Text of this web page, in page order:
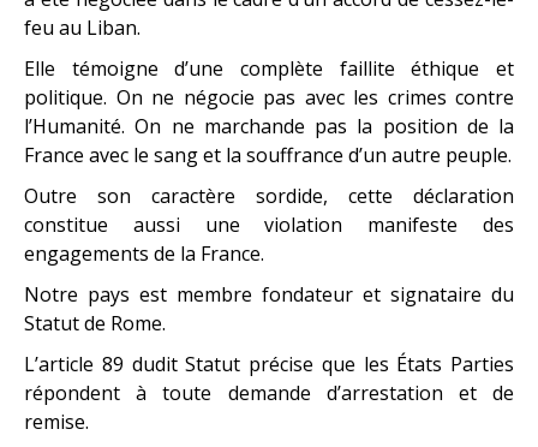
feu au Liban.
Elle témoigne d’une complète faillite éthique et
politique. On ne négocie pas avec les crimes contre
l’Humanité. On ne marchande pas la position de la
France avec le sang et la souffrance d’un autre peuple.
Outre son caractère sordide, cette déclaration
constitue aussi une violation manifeste des
engagements de la France.
Notre pays est membre fondateur et signataire du
Statut de Rome.
L’article 89 dudit Statut précise que les États Parties
répondent à toute demande d’arrestation et de
remise.